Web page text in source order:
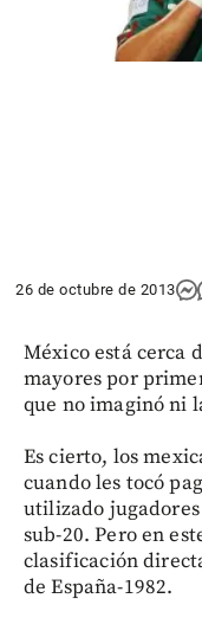
26 de octubre de 2013
México está cerca
mayores por
que no imaginó ni
Es cierto, los
cuando les tocó
utilizado
sub-20. Pero en
clasificación
de España-1982.